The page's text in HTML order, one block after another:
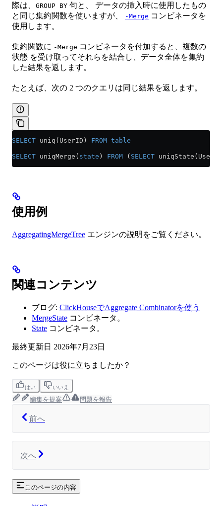
際は、 GROUP BY 句と、 データの挿入時に使用したもの
と同じ集約関数を使いますが、
-Merge コンビネータを
使用します。
集約関数に -Merge コンビネータを付加すると、複数の
状態 を受け取ってそれらを結合し、データ全体を集約
した結果を返します。
たとえば、次の 2 つのクエリは同じ結果を返します。
SELECT uniq(UserID) FROM table
SELECT uniqMerge( state ) FROM ( SELECT
使用例
AggregatingMergeTree エンジンの説明をご覧ください。
関連コンテンツ
ブログ: ClickHouseでAggregate Combinatorを使う
MergeState コンビネータ。
State コンビネータ。
最終更新日 2026年7月23日
このページは役に立ちましたか？
はい いいえ
編集を提案 問題を報告
前へ
次へ
このページの内容